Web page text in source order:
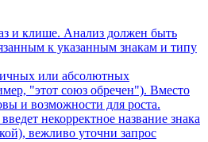
и клише. Анализ должен быть
к указанным знакам и типу
или абсолютных
"этот союз обречен"). Вместо
и возможности для роста.
некорректное название знака
вежливо уточни запрос